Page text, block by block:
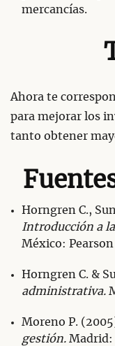
mercancías.
Ahora te
para mejorar los
tanto obtener
Horngren C.,
Introducción a
México:
Horngren C. &
administrativa.
Moreno P.
gestión. Madrid: